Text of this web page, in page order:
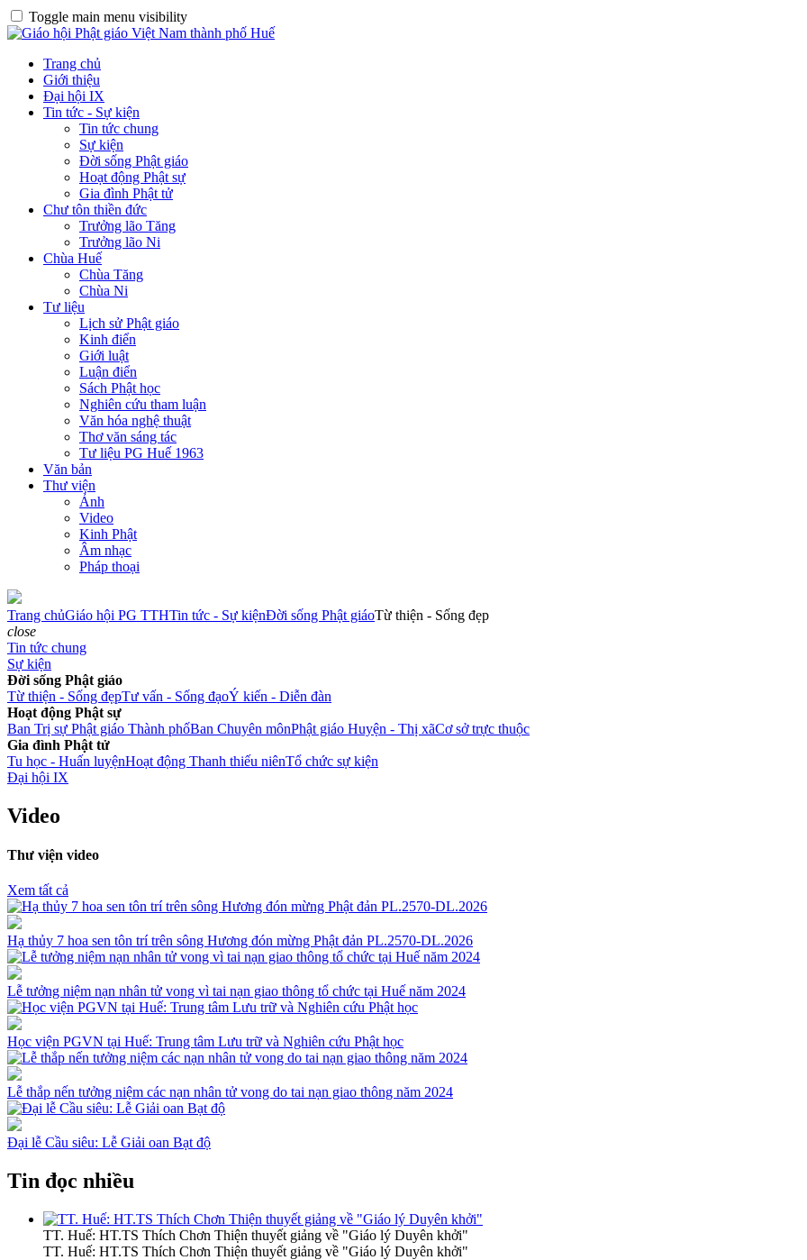
Toggle main menu visibility
Trang chủ
Giới thiệu
Đại hội IX
Tin tức - Sự kiện
Tin tức chung
Sự kiện
Đời sống Phật giáo
Hoạt động Phật sự
Gia đình Phật tử
Chư tôn thiền đức
Trưởng lão Tăng
Trưởng lão Ni
Chùa Huế
Chùa Tăng
Chùa Ni
Tư liệu
Lịch sử Phật giáo
Kinh điển
Giới luật
Luận điển
Sách Phật học
Nghiên cứu tham luận
Văn hóa nghệ thuật
Thơ văn sáng tác
Tư liệu PG Huế 1963
Văn bản
Thư viện
Ảnh
Video
Kinh Phật
Âm nhạc
Pháp thoại
Trang chủGiáo hội PG TTHTin tức - Sự kiệnĐời sống Phật giáoTừ thiện - Sống đẹp
close
Tin tức chung
Sự kiện
Đời sống Phật giáo
Từ thiện - Sống đẹpTư vấn - Sống đạoÝ kiến - Diễn đàn
Hoạt động Phật sự
Ban Trị sự Phật giáo Thành phốBan Chuyên mônPhật giáo Huyện - Thị xãCơ sở trực thuộc
Gia đình Phật tử
Tu học - Huấn luyệnHoạt động Thanh thiếu niênTổ chức sự kiện
Đại hội IX
Video
Thư viện video
Xem tất cả
Hạ thủy 7 hoa sen tôn trí trên sông Hương đón mừng Phật đản PL.2570-DL.2026
Lễ tưởng niệm nạn nhân tử vong vì tai nạn giao thông tổ chức tại Huế năm 2024
Học viện PGVN tại Huế: Trung tâm Lưu trữ và Nghiên cứu Phật học
Lễ thắp nến tưởng niệm các nạn nhân tử vong do tai nạn giao thông năm 2024
Đại lễ Cầu siêu: Lễ Giải oan Bạt độ
Tin đọc nhiều
TT. Huế: HT.TS Thích Chơn Thiện thuyết giảng về "Giáo lý Duyên khởi"
TT. Huế: HT.TS Thích Chơn Thiện thuyết giảng về "Giáo lý Duyên khởi"